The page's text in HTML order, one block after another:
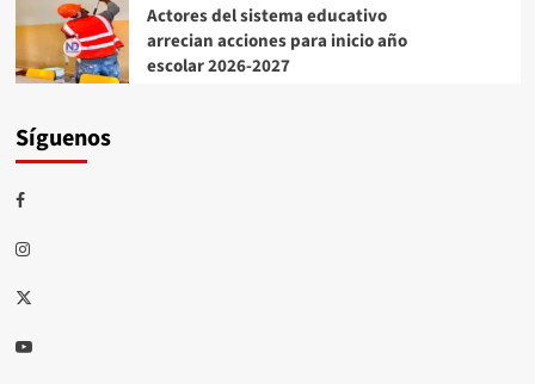
Actores del sistema educativo
arrecian acciones para inicio año
escolar 2026-2027
Síguenos